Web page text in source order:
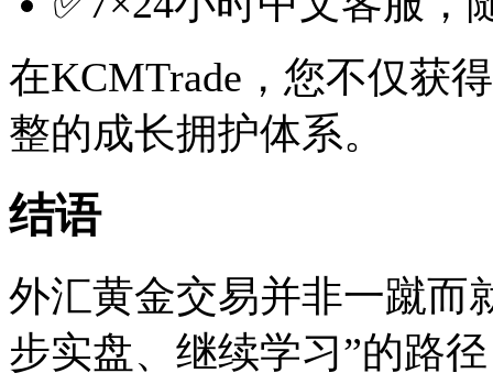
在KCMTrade，您不仅获
整的成长拥护体系。
结语
外汇黄金交易并非一蹴而
步实盘、继续学习”的路